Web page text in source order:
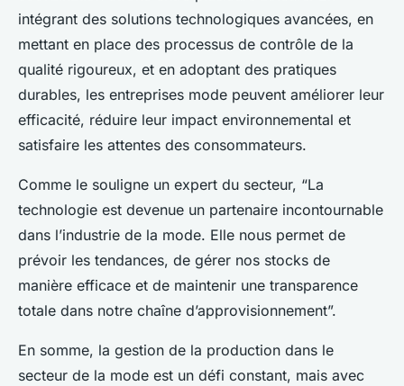
intégrant des solutions technologiques avancées, en
mettant en place des processus de contrôle de la
qualité rigoureux, et en adoptant des pratiques
durables, les entreprises mode peuvent améliorer leur
efficacité, réduire leur impact environnemental et
satisfaire les attentes des consommateurs.
Comme le souligne un expert du secteur, “La
technologie est devenue un partenaire incontournable
dans l’industrie de la mode. Elle nous permet de
prévoir les tendances, de gérer nos stocks de
manière efficace et de maintenir une transparence
totale dans notre chaîne d’approvisionnement”.
En somme, la gestion de la production dans le
secteur de la mode est un défi constant, mais avec